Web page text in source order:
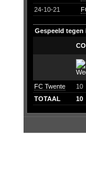
24-10-21
Gespeeld tegen
FC Twente 10
TOTAAL
10